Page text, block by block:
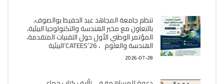
تنظم جامعة المجاهد عبد الحفيظ بوالصوف،
بالتعاون مع مخبر الھندسة والتكنولوجيا البیئیة،
المؤتمر الوطني الأول حول التقنيات المتقدمة،
الھندسة والعلوم ، CATEES’26’البیئية
2026-07-28